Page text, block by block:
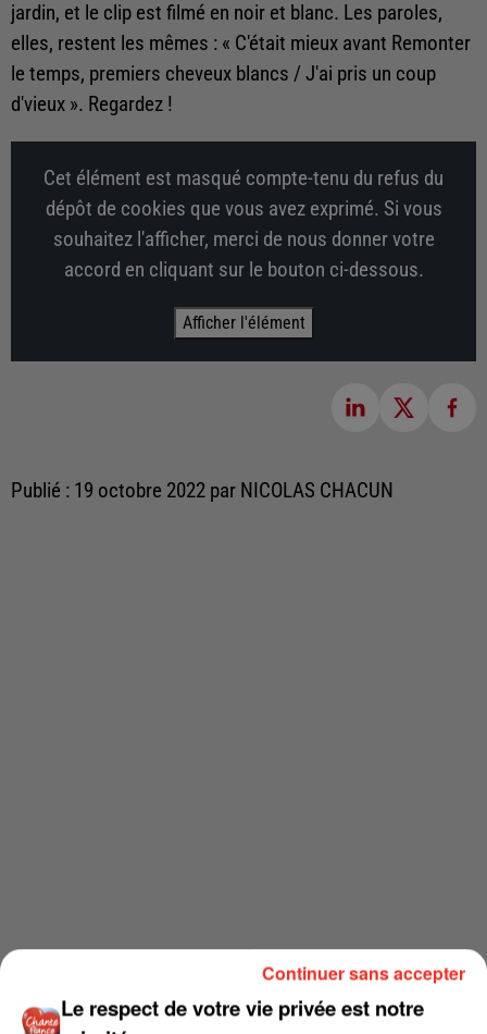
jardin, et le clip est filmé en noir et blanc. Les paroles,
elles, restent les mêmes : « C'était mieux avant Remonter
le temps, premiers cheveux blancs / J'ai pris un coup
d'vieux ». Regardez !
Cet élément est masqué compte-tenu du refus du
dépôt de cookies que vous avez exprimé. Si vous
souhaitez l'afficher, merci de nous donner votre
accord en cliquant sur le bouton ci-dessous.
Afficher l'élément
Publié : 19 octobre 2022 par NICOLAS CHACUN
Le respect de votre vie privée est notre
Continuer sans accepter